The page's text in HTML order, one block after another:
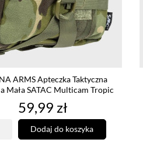
ARMS Apteczka Taktyczna
Mała SATAC Multicam Tropic
Cena
59,99 zł
Dodaj do koszyka